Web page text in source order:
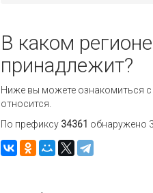
В каком
принадлежит?
Ниже вы можете ознакомиться
относится.
По префиксу 34361 обнаружено